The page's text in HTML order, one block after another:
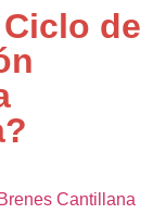
de
Brenes Cantillana